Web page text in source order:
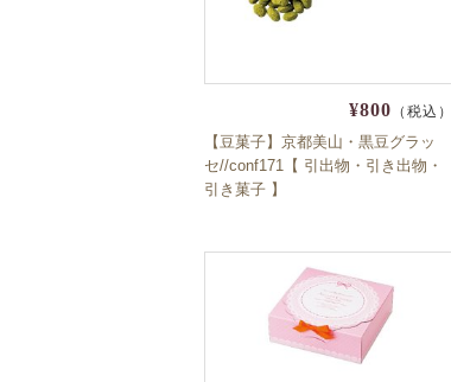
¥800 （税込）
【豆菓子】京都美山・黒豆グラッ
セ//conf171【 引出物・引き出物・
引き菓子 】